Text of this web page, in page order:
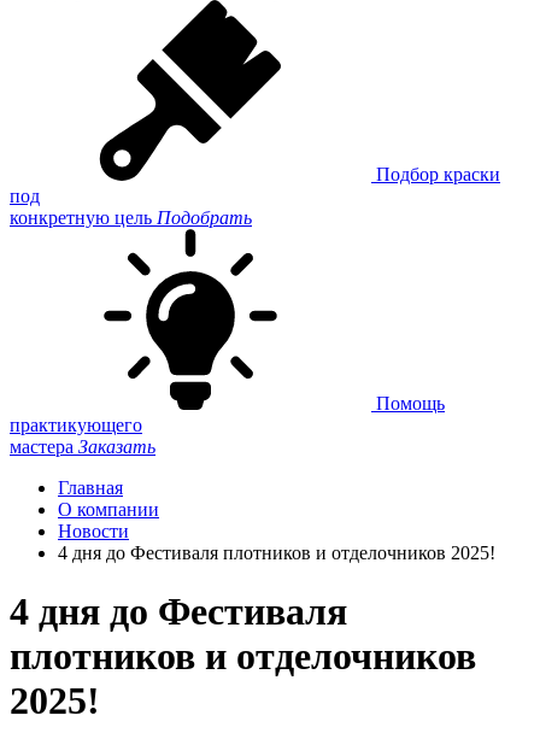
Подбор краски
под
конкретную цель Подобрать
Помощь
практикующего
мастера Заказать
Главная
О компании
Новости
4 дня до Фестиваля плотников и отделочников 2025!
4 дня до Фестиваля
плотников и отделочников
2025!